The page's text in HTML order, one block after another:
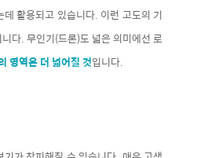
활용되고 있습니다. 이런 고도의 기
다. 무인기(드론)도 넓은 의미에선 로
영역은 더 넓어질 것입니다.